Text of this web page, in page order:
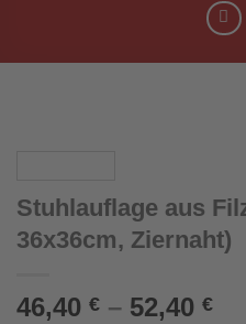
Stuhlauflage aus
36x36cm, Ziernaht)
46,40 € – 52,40 €